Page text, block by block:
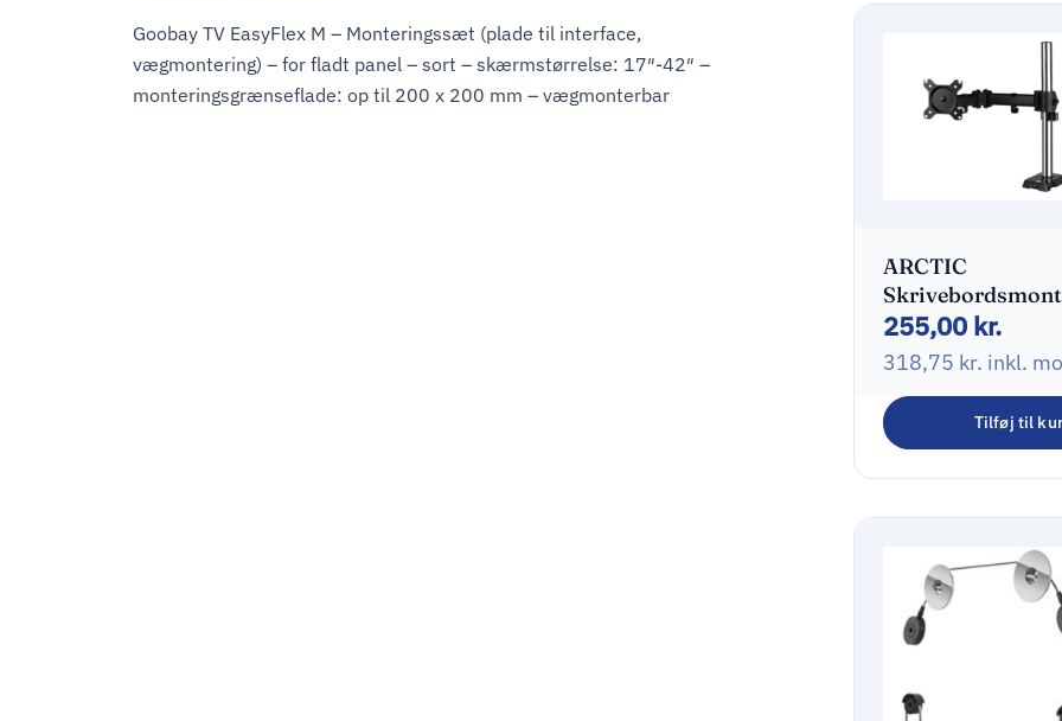
Goobay TV EasyFlex M – Monteringssæt (plade til interface,
vægmontering) – for fladt panel – sort – skærmstørrelse: 17″-42″ –
monteringsgrænseflade: op til 200 x 200 mm – vægmonterbar
ARCTIC
LCD display Up to
/ 38′ (ultra-wide)
255,00 kr.
318,75 kr. inkl.
Tilføj til